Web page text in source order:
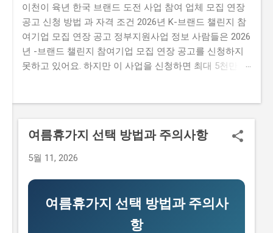
이천이 육년 한국 브랜드 도전 사업 참여 업체 모집 연장
공고 신청 방법 과 자격 조건 2026년 K-브랜드 챌린지 참
여기업 모집 연장 공고 정부지원사업 정보 사람들은 2026
년 -브랜드 챌린지 참여기업 모집 연장 공고를 신청하지
못하고 있어요. 하지만 이 사업을 신청하면 최대 5천만 원
롭다는 생각이 많이 있습니다. 둘째, 지원금액이 많지 않
아 실질적인 도움이 되지 않을 것이라는 생각이 있습니다.
각이 있습니다. 하지만 이러한 생각은 모두입니다. 이 글
에서는 2026년 -브랜드 챌린지 참여기업 모집 연장 공고
를 신청할 수 있는 방법과 자격요건을 구체적으로 설명하
겠습니다. 또한, 지원금액과 실제 혜택에 대해서도 자세히
여름휴가지 선택 방법과 주의사항
5월 11, 2026
여름휴가지 선택 방법과 주의사
항